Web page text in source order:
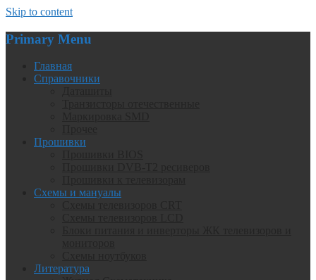
Skip to content
Primary Menu
Главная
Справочники
Прошивки
Схемы и мануалы
Литература